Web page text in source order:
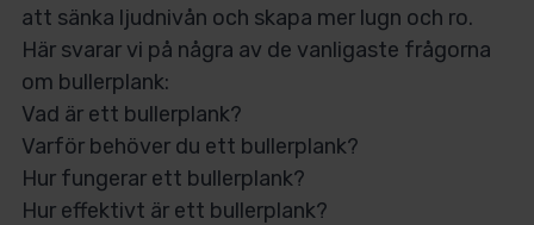
att sänka ljudnivån och skapa mer lugn och ro.
Här svarar vi på några av de vanligaste frågorna
om bullerplank:
Vad är ett bullerplank?
Varför behöver du ett bullerplank?
Hur fungerar ett bullerplank?
Hur effektivt är ett bullerplank?